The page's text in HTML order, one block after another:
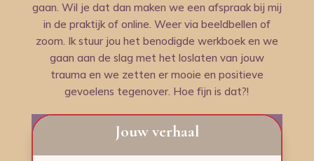
gaan. Wil je dat dan maken we een afspraak bij mij
in de praktijk of online. Weer via beeldbellen of
zoom. Ik stuur jou het benodigde werkboek en we
gaan aan de slag met het loslaten van jouw
trauma en we zetten er mooie en positieve
gevoelens tegenover. Hoe fijn is dat?!
Jouw verhaal